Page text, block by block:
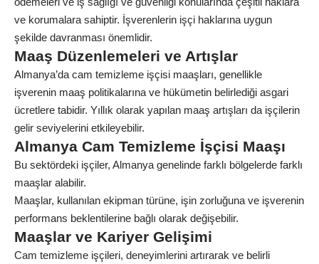
ve korumalara sahiptir. İşverenlerin işçi haklarına uygun
şekilde davranması önemlidir.
Maaş Düzenlemeleri ve Artışlar
Almanya’da cam temizleme işçisi maaşları, genellikle
işverenin maaş politikalarına ve hükümetin belirlediği asgari
ücretlere tabidir. Yıllık olarak yapılan maaş artışları da işçilerin
gelir seviyelerini etkileyebilir.
Almanya Cam Temizleme İşçisi Maaşı
Bu sektördeki işçiler, Almanya genelinde farklı bölgelerde farklı
maaşlar alabilir.
Maaşlar, kullanılan ekipman türüne, işin zorluğuna ve işverenin
performans beklentilerine bağlı olarak değişebilir.
Maaşlar ve Kariyer Gelişimi
Cam temizleme işçileri, deneyimlerini artırarak ve belirli